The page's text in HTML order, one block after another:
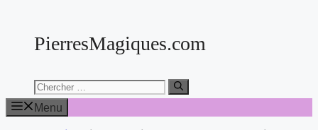
contenuPierresMagiques.com
Chercher:
Menu